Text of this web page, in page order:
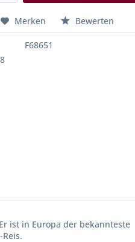
Merken Bewerten
F68651
ist in Europa der bekannteste